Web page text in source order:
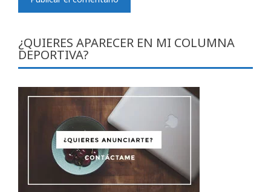
¿QUIERES APARECER EN MI COLUMNA
DEPORTIVA?